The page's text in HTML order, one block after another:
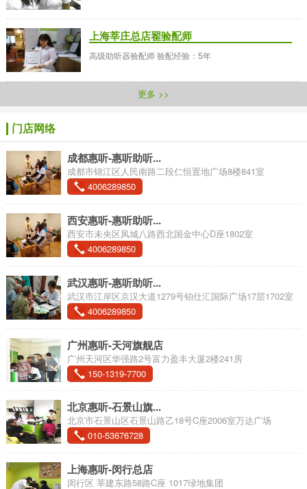
上海莘庄总店翟验配师
高级助听器验配师 验配经验：5年
更多 >>
门店网络
成都惠听-惠听助听...
成都市锦江区人民南路二段仁恒置地广场8楼841室
4006289850
西安惠听-惠听助听...
西安市未央区凤城八路西北国金中心D座1802室
4006289850
武汉惠听-惠听助听...
武汉市江岸区京汉大道1279号铂仕汇国际广场17层1702室
4006289850
广州惠听-天河旗舰店
广州天河区华强路2号富力盈丰大厦2楼241房
150-1319-7700
北京惠听-石景山旗...
北京市石景山区石景山路乙18号C座2006室万达广场
010-53676728
上海惠听-闵行总店
闵行区 莘建东路58路C座 1017绿地集团